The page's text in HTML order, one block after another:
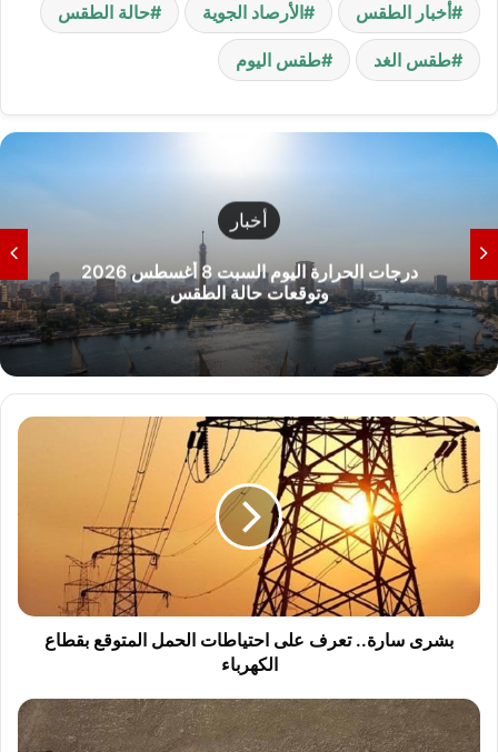
أخبار الطقس الأرصاد الجوية حالة الطقس
طقس الغد طقس اليوم
أخبار
درجات الحرارة اليوم السبت 8 أغسطس 2026
وتوقعات حالة الطقس
بشرى
سارة..
تعرف
على
بقطاع
الكهرباء
بشرى سارة.. تعرف على احتياطات الحمل المتوقع بقطاع
الكهرباء
«العقبي»
يترشح